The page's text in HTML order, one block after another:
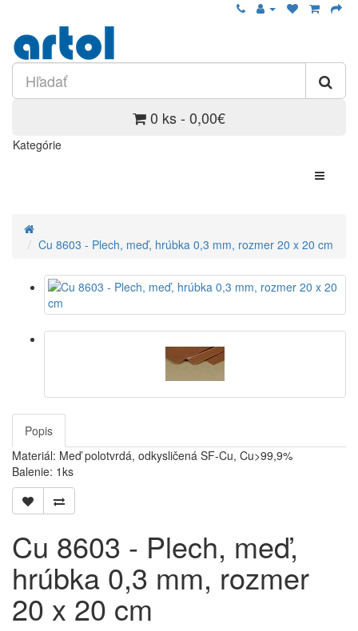
0 ks - 0,00€
Kategórie
Cu 8603 - Plech, meď, hrúbka 0,3 mm, rozmer 20 x 20 cm
Popis
Materiál: Meď polotvrdá, odkysličená SF-Cu, Cu>99,9%
Balenie: 1ks
Cu 8603 - Plech, meď,
hrúbka 0,3 mm, rozmer
20 x 20 cm